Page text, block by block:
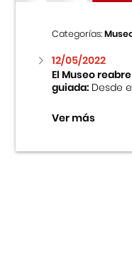
Categorías:
12/05/2022
El Museo
guiada:Desde
Ver más